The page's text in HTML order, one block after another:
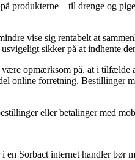
produkterne – til drenge og
vise sig rentabelt at
sikker på at indhente
opmærksom på, at i tilfælde
online forretning. Bestillinger
eller betalinger med
en Sorbact internet handler bør